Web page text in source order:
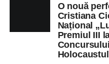
O nouă
Cristiana
Național
Premiul III